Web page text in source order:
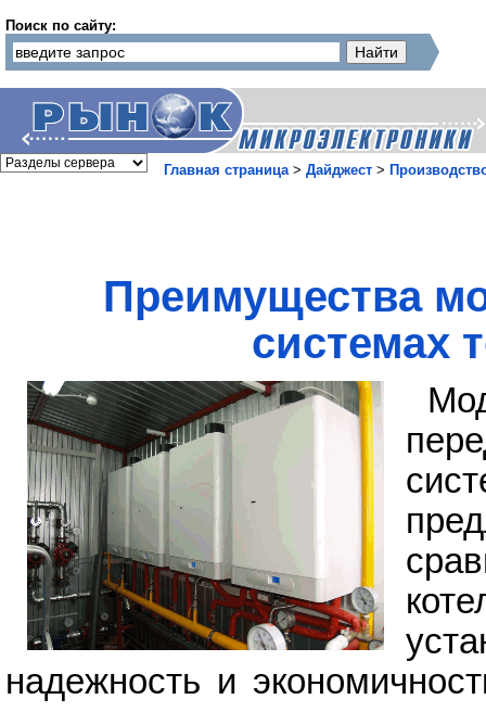
Поиск по сайту:
Главная страница> Дайджест >
Преимущества
системах
надежность и